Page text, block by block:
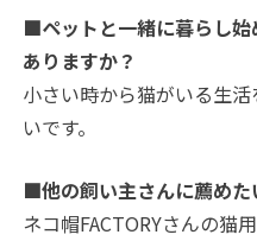
■ペットと一緒に暮らし始
ありますか？
小さい時から猫がいる生
いです。
■他の飼い主さんに薦めた
ネコ帽FACTORYさんの